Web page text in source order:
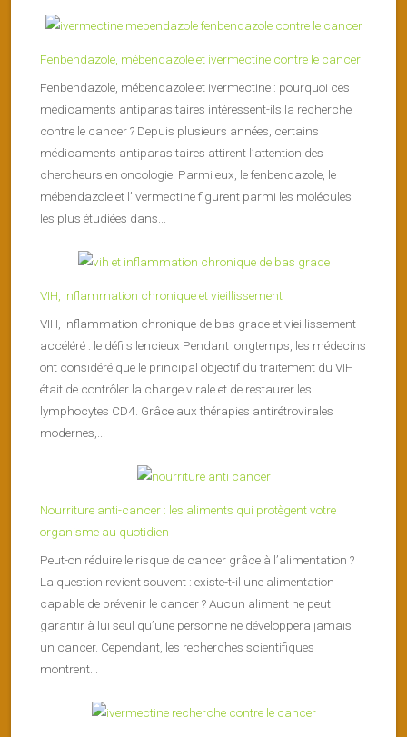
Fenbendazole, mébendazole et ivermectine contre le cancer
Fenbendazole, mébendazole et ivermectine : pourquoi ces
médicaments antiparasitaires intéressent-ils la recherche
contre le cancer ? Depuis plusieurs années, certains
médicaments antiparasitaires attirent l’attention des
chercheurs en oncologie. Parmi eux, le fenbendazole, le
mébendazole et l’ivermectine figurent parmi les molécules
les plus étudiées dans...
VIH, inflammation chronique et vieillissement
VIH, inflammation chronique de bas grade et vieillissement
accéléré : le défi silencieux Pendant longtemps, les médecins
ont considéré que le principal objectif du traitement du VIH
était de contrôler la charge virale et de restaurer les
lymphocytes CD4. Grâce aux thérapies antirétrovirales
modernes,...
Nourriture anti-cancer : les aliments qui protègent votre
organisme au quotidien
Peut-on réduire le risque de cancer grâce à l’alimentation ?
La question revient souvent : existe-t-il une alimentation
capable de prévenir le cancer ? Aucun aliment ne peut
garantir à lui seul qu’une personne ne développera jamais
un cancer. Cependant, les recherches scientifiques
montrent...